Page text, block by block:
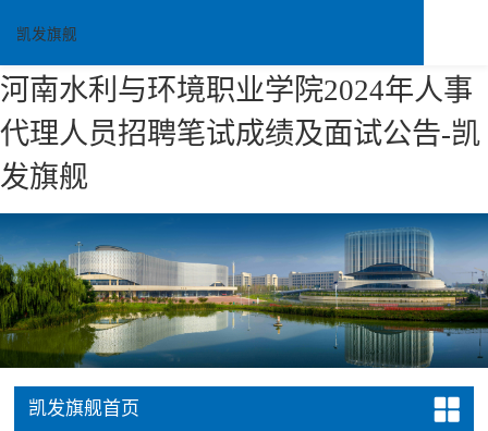
河南水利与环境职业学院2024年人事
代理人员招聘笔试成绩及面试公告-凯
发旗舰
凯发旗舰
凯发旗舰首页